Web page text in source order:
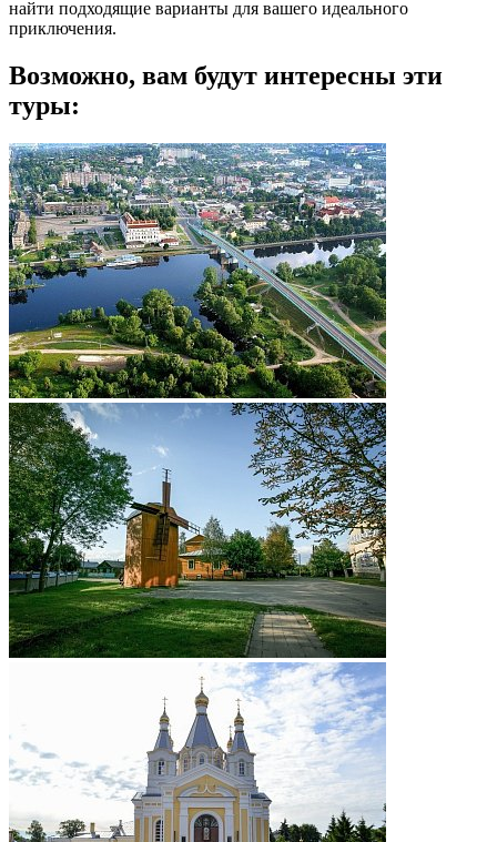
найти подходящие варианты для вашего идеального
приключения.
Возможно, вам будут интересны эти
туры: